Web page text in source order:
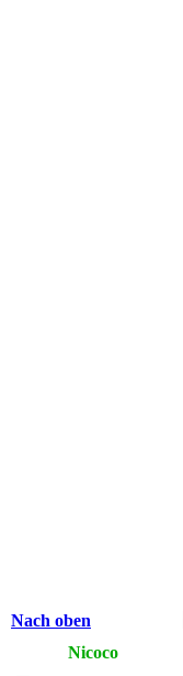
Nach oben
Nicoco